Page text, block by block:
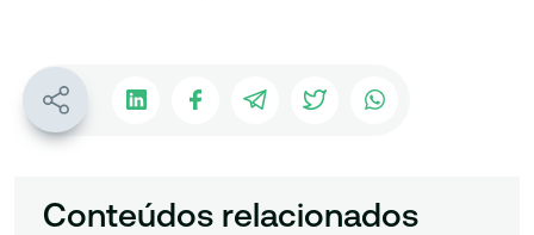
Conteúdos relacionados